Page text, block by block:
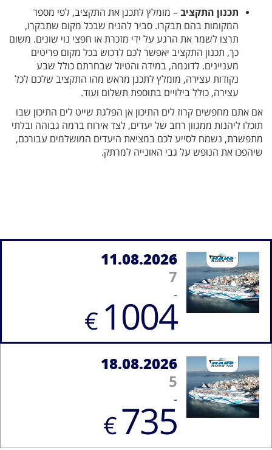
תכנון התקציב– מומלץ לתכנן את התקציב, לפי מספר
המקומות בהם תבקרו. סביר להניח שבכל מקום שתבקרו,
תרצו לשמר את הרגע על ידי מזכרת או חפצי נוי שונים. משום
כך, תכנון התקציב יאפשר לכם לרכוש בכל מקום פריטים
מעניינים. לדוגמה, במידה והטיול שבחרתם כולל שבע
נקודות עצירה, מומלץ לתכנן מראש מהו התקציב שלכם לכל
עצירה, כולל בילויים בתוספת תשלום ועוד.
אם אתם מחפשים קרוז לים התיכון אן הפלגת שייט לים התיכון שבו
תוכלו ליהנות ממגוון רחב של יעדים, לצד אירוח ברמה גבוהה ובלתי
מתפשרת, נשמח לסייע לכם במציאת היעדים המושלמים עבורכם,
שיהפכו את הנופש על גבי האונייה למרתק.
11.08.2026
7
-
€ 1004
18.08.2026
5
-
€735